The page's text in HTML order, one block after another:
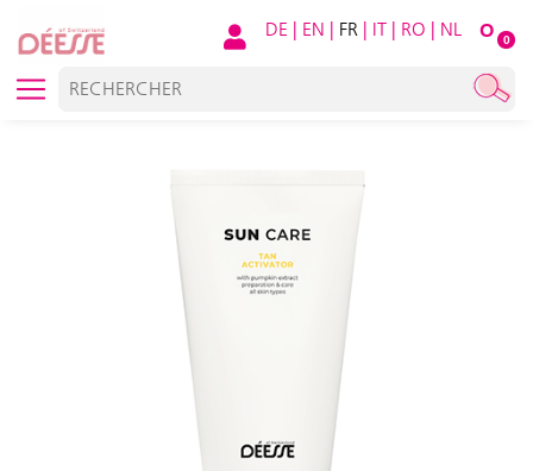
O 0
DE | EN | FR | IT | RO | NL